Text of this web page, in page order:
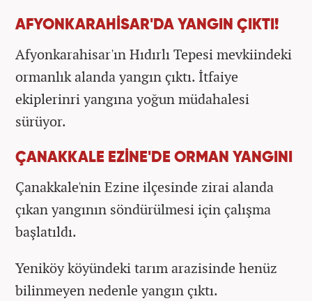
AFYONKARAHİSAR'DA YANGIN ÇIKTI!
Afyonkarahisar'ın Hıdırlı Tepesi mevkiindeki
ormanlık alanda yangın çıktı. İtfaiye
ekiplerinri yangına yoğun müdahalesi
sürüyor.
ÇANAKKALE EZİNE'DE ORMAN YANGINI
Çanakkale'nin Ezine ilçesinde zirai alanda
çıkan yangının söndürülmesi için çalışma
başlatıldı.
Yeniköy köyündeki tarım arazisinde henüz
bilinmeyen nedenle yangın çıktı.